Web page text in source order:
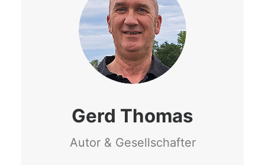
Gerd Thomas
Autor & Gesellschafter